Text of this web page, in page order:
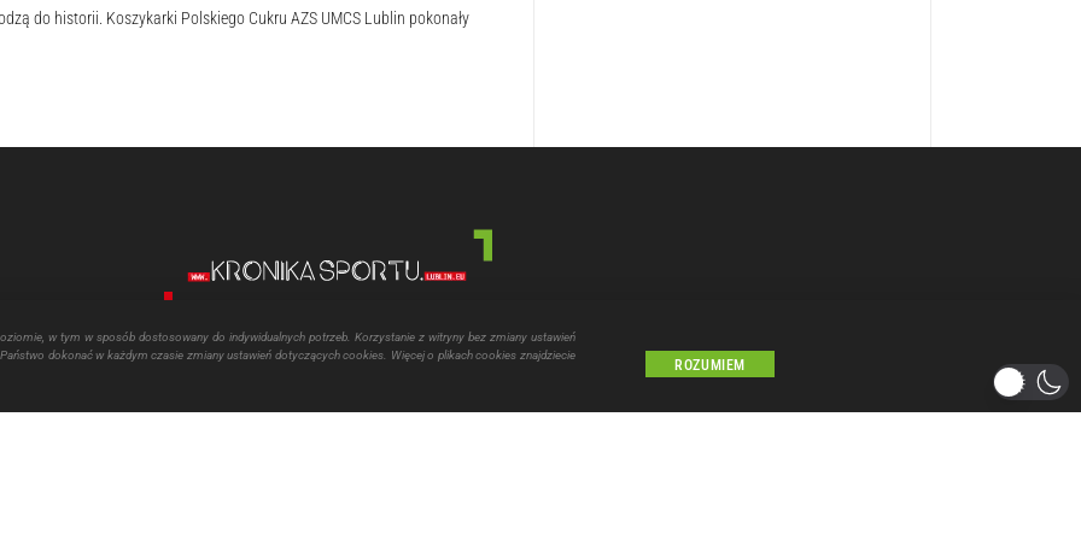
do historii. Koszykarki Polskiego Cukru AZS UMCS Lublin pokonały
w tym w sposób dostosowany do indywidualnych potrzeb. Korzystanie z witryny bez zmiany ustawień
dokonać w każdym czasie zmiany ustawień dotyczących cookies. Więcej o plikach cookies znajdziecie
ROZUMIEM